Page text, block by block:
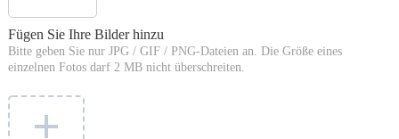
Fügen Sie Ihre Bilder hinzu
Bitte geben Sie nur JPG / GIF / PNG-Dateien an. Die Größe eines
einzelnen Fotos darf 2 MB nicht überschreiten.